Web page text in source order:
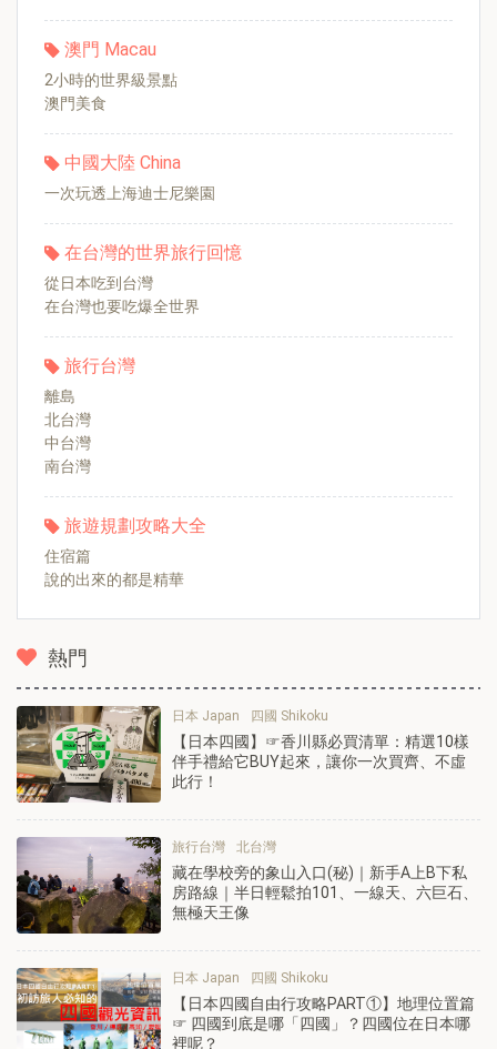
澳門 Macau
2小時的世界級景點
澳門美食
中國大陸 China
一次玩透上海迪士尼樂園
在台灣的世界旅行回憶
從日本吃到台灣
在台灣也要吃爆全世界
旅行台灣
離島
北台灣
中台灣
南台灣
旅遊規劃攻略大全
住宿篇
說的出來的都是精華
熱門
日本 Japan 四國 Shikoku
【日本四國】☞香川縣必買清單：精選10樣
伴手禮給它BUY起來，讓你一次買齊、不虛
此行！
旅行台灣 北台灣
藏在學校旁的象山入口(秘)｜新手A上B下私
房路線｜半日輕鬆拍101、一線天、六巨石、
無極天王像
日本 Japan 四國 Shikoku
【日本四國自由行攻略PART①】地理位置篇
☞ 四國到底是哪「四國」？四國位在日本哪
裡呢？